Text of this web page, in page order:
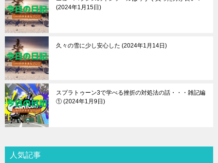
2024年1月15日
久々の雪に少し安心した 2024年1月14日
スプラトゥーン3で学べる挫折の対処法の話・・・雑記編
① 2024年1月9日
人気記事